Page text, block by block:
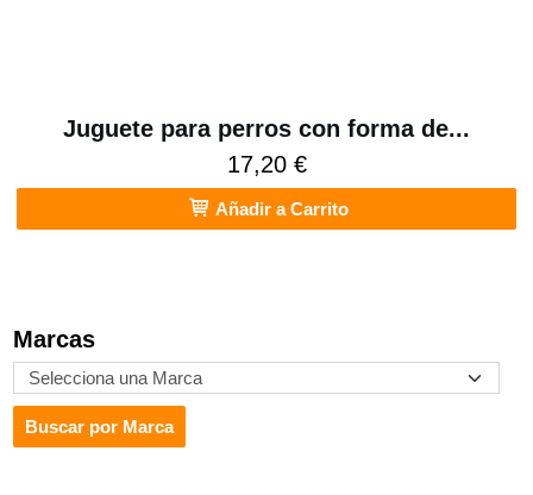
Marcas
Juguete para perros con forma de...
17,20 €
Añadir a Carrito